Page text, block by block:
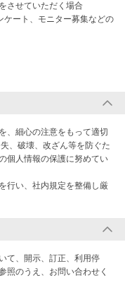
させていただく場合
ケート、モニター募集などの
、細心の注意をもって適切
、破壊、改ざん等を防ぐた
個人情報の保護に努めてい
行い、社内規定を整備し厳
て、開示、訂正、利用停
照のうえ、お問い合わせく